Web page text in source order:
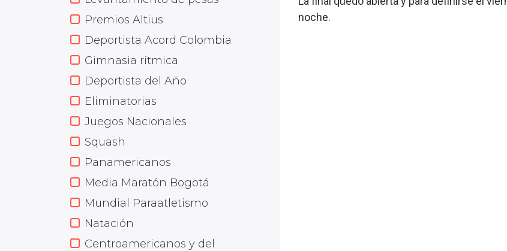
Premios Altius
Deportista Acord Colombia
Gimnasia rítmica
Deportista del Año
Eliminatorias
Juegos Nacionales
Squash
Panamericanos
Media Maratón Bogotá
Mundial Paraatletismo
Natación
Centroamericanos y del
noche.